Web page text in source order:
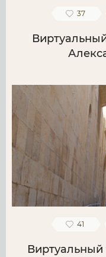
37
41
Виртуальный